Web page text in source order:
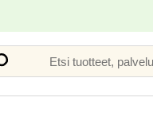
Etsi tuotteet,